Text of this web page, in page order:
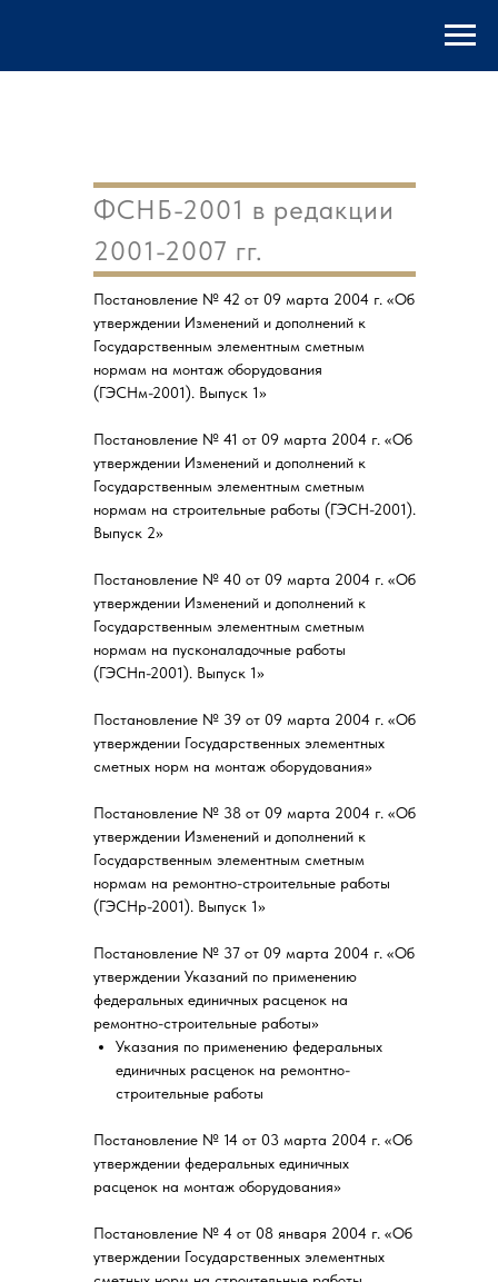
Постановление № 42 от 09 марта 2004 г. «Об
утверждении Изменений и дополнений к
Государственным элементным сметным
нормам на монтаж оборудования
(ГЭСНм-2001). Выпуск 1»
Постановление № 41 от 09 марта 2004 г. «Об
утверждении Изменений и дополнений к
Государственным элементным сметным
нормам на строительные работы (ГЭСН-2001).
Выпуск 2»
Постановление № 40 от 09 марта 2004 г. «Об
утверждении Изменений и дополнений к
Государственным элементным сметным
нормам на пусконаладочные работы
(ГЭСНп-2001). Выпуск 1»
Постановление № 39 от 09 марта 2004 г. «Об
утверждении Государственных элементных
сметных норм на монтаж оборудования»
Постановление № 38 от 09 марта 2004 г. «Об
утверждении Изменений и дополнений к
Государственным элементным сметным
нормам на ремонтно-строительные работы
(ГЭСНр-2001). Выпуск 1»
Постановление № 37 от 09 марта 2004 г. «Об
утверждении Указаний по применению
федеральных единичных расценок на
ремонтно-строительные работы»
Указания по применению федеральных
единичных расценок на ремонтно-
строительные работы
Постановление № 14 от 03 марта 2004 г. «Об
утверждении федеральных единичных
расценок на монтаж оборудования»
Постановление № 4 от 08 января 2004 г. «Об
утверждении Государственных элементных
ФСНБ-2001 в редакции
2001-2007 гг.